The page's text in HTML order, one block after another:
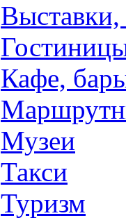
Кафе,
Музеи
Такси
Туризм